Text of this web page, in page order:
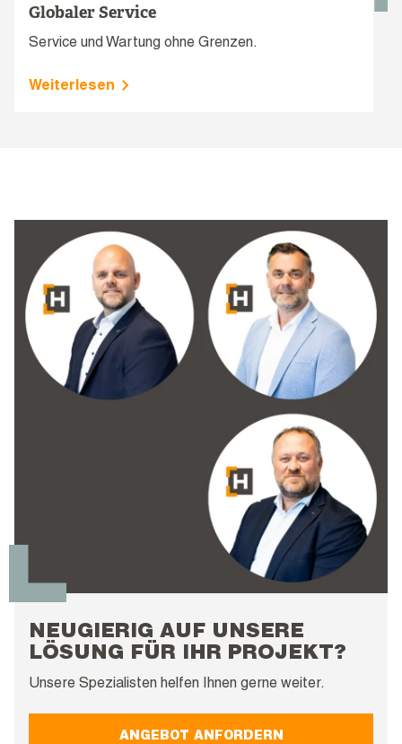
Globaler Service
Service und Wartung ohne Grenzen.
Weiterlesen
NEUGIERIG AUF UNSERE
LÖSUNG FÜR IHR PROJEKT?
Unsere Spezialisten helfen Ihnen gerne weiter.
ANGEBOT ANFORDERN